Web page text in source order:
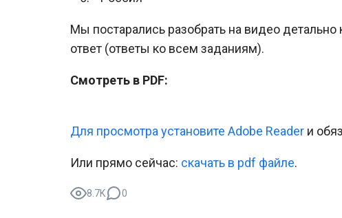
Мы постарались разобрать на видео
ответ (ответы ко всем заданиям).
Смотреть в PDF:
Для просмотра установите Adobe Reader и
Или прямо сейчас: cкачать в pdf файле.
8.7K 0